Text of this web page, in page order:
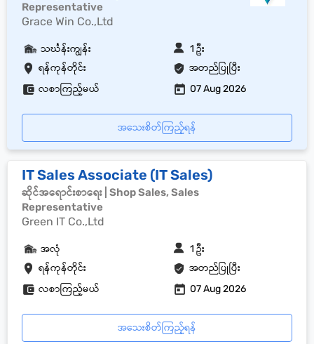
Representative
Grace Win Co.,Ltd
ရန်ကုန်တိုင်း အတည်ပြုပြီး
သင်္ဃန်းကျွန်း 1 ဦး
လစာကြည့်မယ် 07 Aug 2026
အသေးစိတ်ကြည့်ရန်
IT Sales Associate (IT Sales)
ဆိုင်အရောင်းစာရေး | Shop Sales, Sales
Representative
Green IT Co.,Ltd
ရန်ကုန်တိုင်း အတည်ပြုပြီး
အလုံ 1 ဦး
လစာကြည့်မယ် 07 Aug 2026
အသေးစိတ်ကြည့်ရန်